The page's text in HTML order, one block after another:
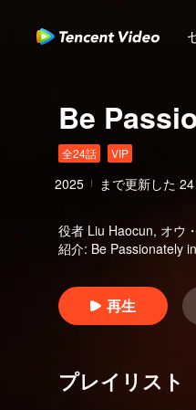
Be
全24話 VIP
2025 まで更新した 24
役者 Liu Haocun, オウ
紹介: Be Passionately
再生
プレイリスト